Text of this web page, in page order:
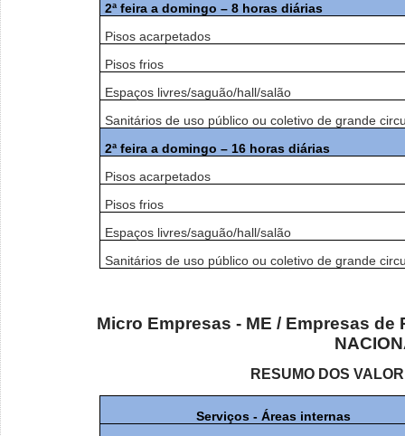
2ª feira a domingo – 8 horas diárias
Pisos acarpetados
Pisos frios
Espaços livres/saguão/hall/salão
Sanitários de uso público ou coletivo de grande
2ª feira a domingo – 16 horas diárias
Pisos acarpetados
Pisos frios
Espaços livres/saguão/hall/salão
Sanitários de uso público ou coletivo de grande
Micro Empresas - ME / Empresas de
RESUMO DOS
Serviços - Áreas internas